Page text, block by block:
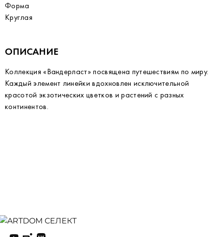
Форма
Круглая
ОПИСАНИЕ
Коллекция «Вандерласт» посвящена путешествиям по миру.
Каждый элемент линейки вдохновлен исключительной
красотой экзотических цветков и растений с разных
континентов.